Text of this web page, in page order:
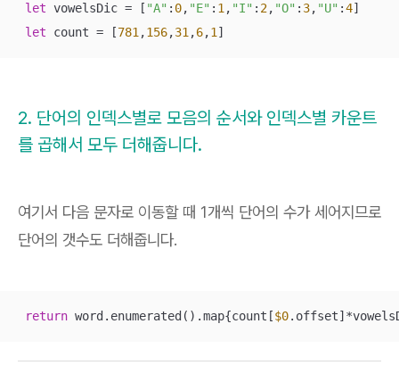
let vowelsDic = [ "A" : 0, "E" : 1, "I" : 2, "O" : 3, "U" :4]
let count = [781,156,31,6,1]
2. 단어의 인덱스별로 모음의 순서와 인덱스별 카운트
를 곱해서 모두 더해줍니다.
여기서 다음 문자로 이동할 때 1개씩 단어의 수가 세어지므로
단어의 갯수도 더해줍니다.
return word.enumerated().map{count[$0.offset] *